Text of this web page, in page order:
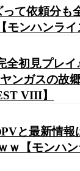
って依頼分も
ンハンライ
全初見プレ
ンガスの故
VIII】
と最新情報
ｗ【モンハ